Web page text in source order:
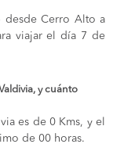
desde Cerro Alto a
viajar el día 7 de
y cuánto
es de 0 Kms, y el
de 00 horas.